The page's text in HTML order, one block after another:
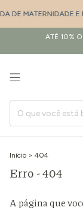
DE MATERNIDADE E
ATÉ 10%
Início > 404
Erro - 404
A página que